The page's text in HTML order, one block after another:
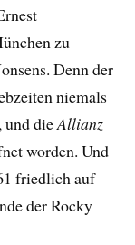
zu
Denn der
niemals
und dieAllianz
worden. Und
friedlich auf
der Rocky